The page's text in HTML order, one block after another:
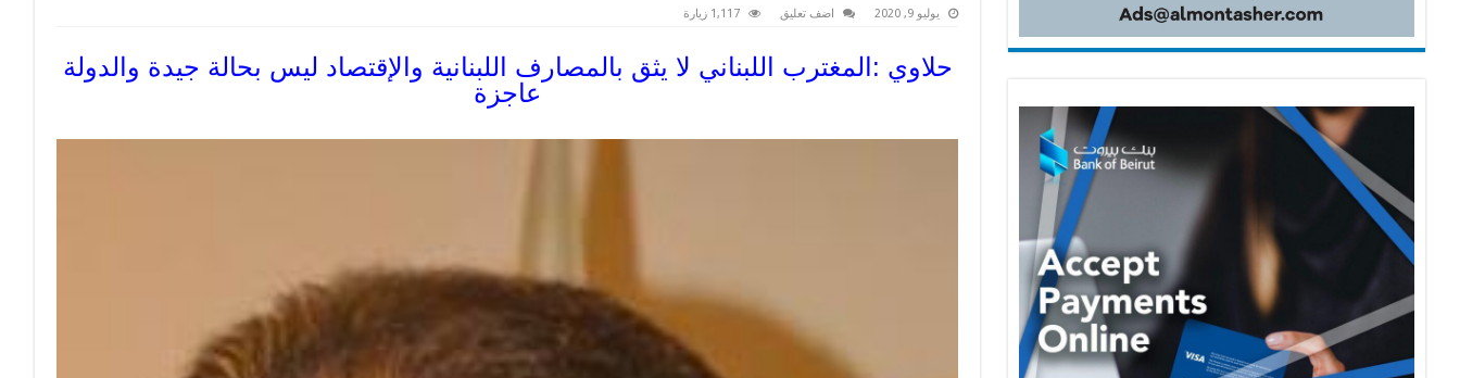
يوليو 9, 2020 اضف تعليق 1,117 زيارة
حلاوي :المغترب اللبناني لا يثق بالمصارف اللبنانية والإقتصاد ليس بحالة جيدة والدولة
عاجزة